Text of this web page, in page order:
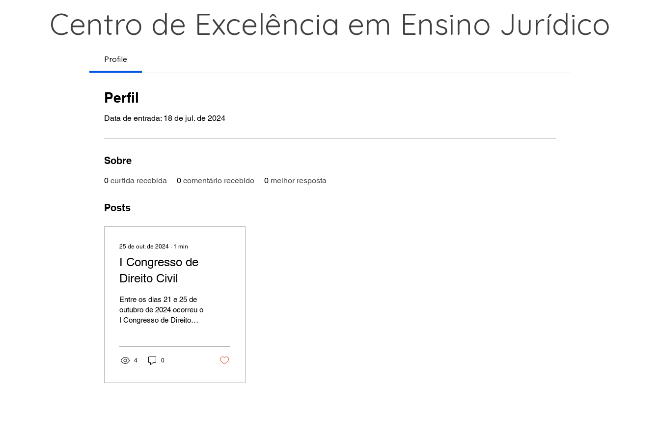
Centro de Excelência em Ensino Jurídico
Profile
Perfil
Data de entrada: 18 de jul. de 2024
Sobre
0 curtida recebida 0 comentário recebido 0 melhor resposta
Posts
25 de out. de 2024 ∙ 1 min
I Congresso de
Direito Civil
Entre os dias 21 e 25 de
outubro de 2024 ocorreu o
I Congresso de Direito
4 0